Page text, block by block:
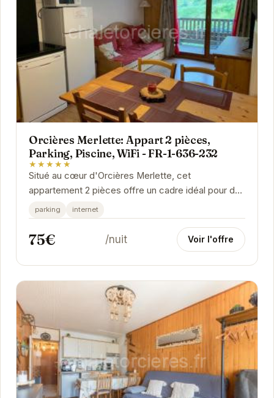
Orcières Merlette: Appart 2 pièces,
Parking, Piscine, WiFi - FR-1-636-232
★★★★★
Situé au cœur d'Orcières Merlette, cet
appartement 2 pièces offre un cadre idéal pour des
vacances à la montagne. Avec son parking, sa
piscine...
parking internet
75€ /nuit Voir l'offre